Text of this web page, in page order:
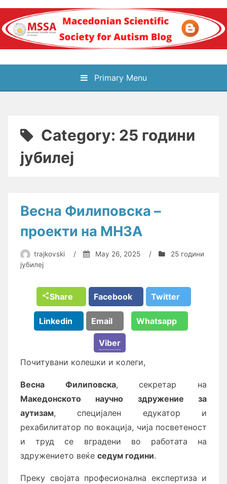
Skip
content
Блог на
Македонското научно
здружение за
аутизам
Primary Menu
Category: 25 години
јубилеј
Весна Филиповска –
проекти на МНЗА
trajkovski / May 26, 2025 /
25 години
јубилеј
Share Facebook Twitter
Linkedin Email Whatsapp
Viber
Почитувани колешки и колеги,
Весна Филиповска, секретар на
Македонското научно здружение за
аутизам, специјален едукатор и
рехабилитатор по вокација, чија посветеност
и труд се вградени во работата на
здружението веќе седум години.
Преку својата професионална експертиза и